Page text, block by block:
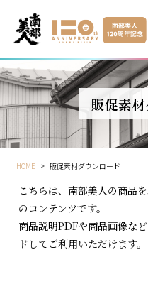
販促素
HOME > 販促素材ダウンロード
こちらは、南部美人の商品
のコンテンツです。
商品説明PDFや商品画像な
ドしてご利用いただけます。